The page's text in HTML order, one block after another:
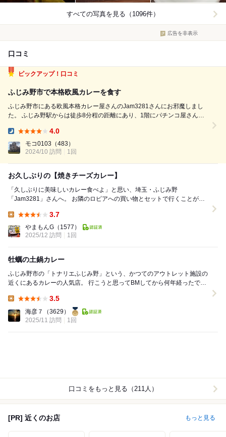
すべての写真を見る（1096件）
広告を非表示
口コミ
ピックアップ！口コミ
ふじみ野市で本格欧風カレーを食す
ふじみ野市にある欧風本格カレー屋さんのJam3281さんにお邪魔しまし
た。 ふじみ野駅からは徒歩8分程の距離にあり、1階にパチンコ屋さんが
いましたが、5組程先客がありました。まぁまぁの入りかと思います。
今...
4.0
モコ0103 （483）
2024/10 訪問
1回
お久しぶりの【焼きチーズカレー】
「久しぶりに美味しいカレー食べよ」と思い、埼玉・ふじみ野
「Jam3281」さんへ。 お隣のロピアへの買い物とセットで行くことが多
3.7
やまもんG （1577）
2025/12 訪問
1回
牡蠣の土鍋カレー
ふじみ野市の「トナリエふじみ野」という、かつてのアウトレット施設の
近くにあるカレーの人気店。 行こうと思ってBMしてから何年経ったでし
3.5
海彦７
（3629）
2025/11 訪問
1回
口コミをもっと見る（211人）
[PR] 近くのお店 もっと見る